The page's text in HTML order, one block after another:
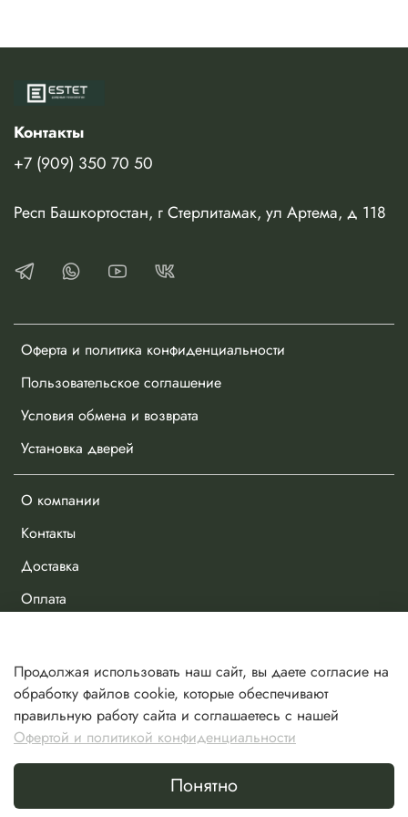
Оферта и политика конфиденциальности
Пользовательское соглашение
Условия обмена и возврата
Установка дверей
О компании
Контакты
Доставка
Оплата
Избранное
Сравнение
Корзина
Контакты
+7 (909) 350 70 50
Респ Башкортостан, г Стерлитамак, ул Артема, д 118
Сделано в Хезар
Продолжая использовать наш сайт, вы даете согласие на
обработку файлов cookie, которые обеспечивают
правильную работу сайта и соглашаетесь с нашей
Офертой и политикой конфиденциальности
Понятно